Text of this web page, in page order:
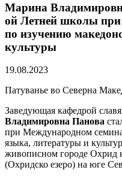
Марина
ой Летней школы
по изучению
культуры
19.08.2023
Патуванье во Северна
Заведующая кафедрой
Владимировна Панова
при Международном
языка, литературы и
живописном городе Охрид
(Охридско езеро) на юге